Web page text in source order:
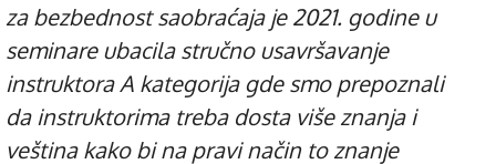
za bezbednost saobraćaja je 2021. godine u
seminare ubacila stručno usavršavanje
instruktora A kategorija gde smo prepoznali
da instruktorima treba dosta više znanja i
veština kako bi na pravi način to znanje